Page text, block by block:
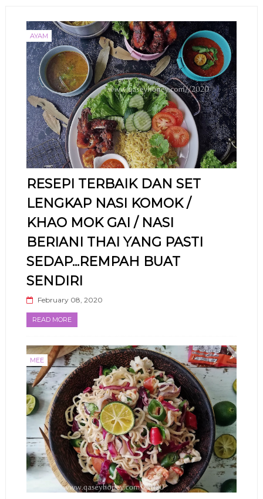
AYAM
RESEPI TERBAIK DAN SET
LENGKAP NASI KOMOK /
KHAO MOK GAI / NASI
BERIANI THAI YANG PASTI
SEDAP...REMPAH BUAT
SENDIRI
February 08, 2020
READ MORE
MEE